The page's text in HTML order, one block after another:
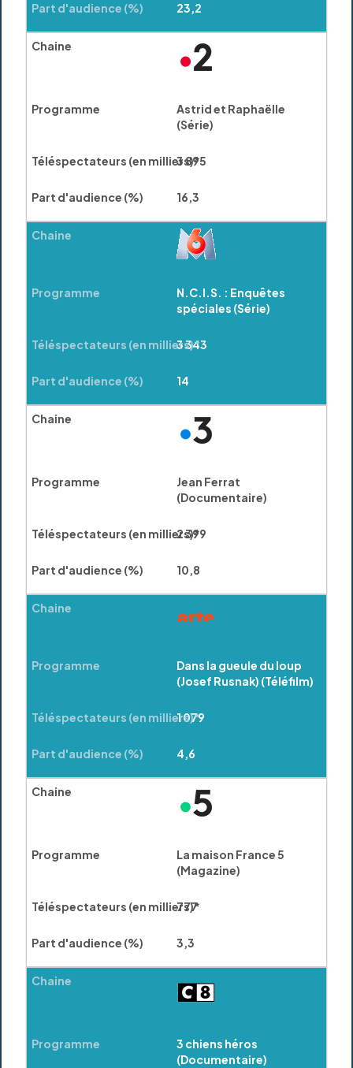
23,2
Astrid et Raphaëlle
(Série)
3 895
16,3
N.C.I.S. : Enquêtes
spéciales (Série)
3 343
14
Jean Ferrat
(Documentaire)
2 399
10,8
Dans la gueule du loup
(Josef Rusnak) (Téléfilm)
1 079
4,6
La maison France 5
(Magazine)
777
3,3
3 chiens héros
(Documentaire)